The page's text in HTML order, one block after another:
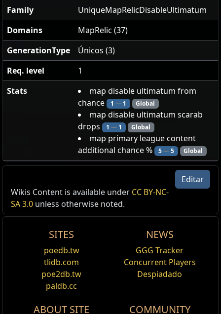
Family
UniqueMapRelicDisableUltimatum
Domains
MapRelic (37)
GenerationType
Únicos (3)
Req. level
1
Stats
map disable ultimatum from
chance
1 —1 Global
map disable ultimatum scarab
drops
1 —1 Global
map primary league content
additional chance %
5—5 Global
Sirviente del Orden
Tus mapas no tienen ninguna probabilidad de
contener un encuentro de Ultimatum
pueden ser escarabajos de Ultimatum
contener otro contenido adicional
que se puede desactivar mediante las pasivas del Atlas
(Los abismos, los encuentros de Blight, las fisuras,
los encuentros de Expedition, los encuentros de
Legion, los mercenarios, los espejos de delirio, los
Editar
Wikis Content is available under CC BY-NC-
SA 3.0 unless otherwise noted.
SITES
poedb.tw
tlidb.com
poe2db.tw
paldb.cc
NEWS
GGG Tracker
Concurrent Players
Despiadado
ABOUT SITE COMMUNITY